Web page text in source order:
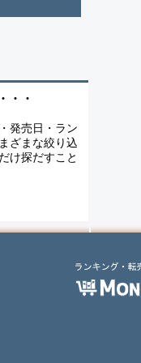
・・
発売日・ラン
ざまな絞り込
け探だすこと